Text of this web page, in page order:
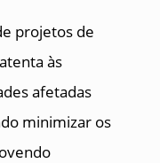
projetos de
às
afetadas
minimizar os